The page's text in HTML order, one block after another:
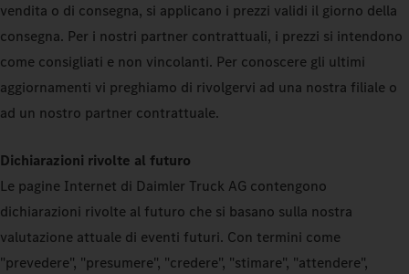
vendita o di consegna, si applicano i prezzi validi il giorno della
consegna. Per i nostri partner contrattuali, i prezzi si intendono
come consigliati e non vincolanti. Per conoscere gli ultimi
aggiornamenti vi preghiamo di rivolgervi ad una nostra filiale o
ad un nostro partner contrattuale.
Dichiarazioni rivolte al futuro
Le pagine Internet di Daimler Truck AG contengono
dichiarazioni rivolte al futuro che si basano sulla nostra
valutazione attuale di eventi futuri. Con termini come
"prevedere", "presumere", "credere", "stimare", "attendere",